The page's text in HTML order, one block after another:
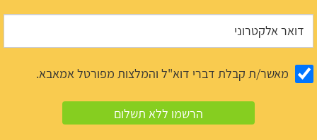
מאשר/ת קבלת דברי דוא"ל והמלצות מפורטל אמאבא.